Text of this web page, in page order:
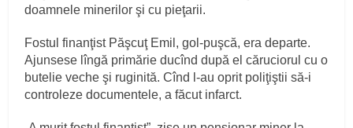
doamnele minerilor şi cu pieţarii.
Fostul finanţist Păşcuţ Emil, gol-puşcă, era departe.
Ajunsese lîngă primărie ducînd după el căruciorul cu o
butelie veche şi ruginită. Cînd l-au oprit poliţiştii să-i
controleze documentele, a făcut infarct.